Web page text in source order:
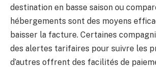
destination en basse saison ou
hébergements sont des moyens
baisser la facture. Certaines
des alertes tarifaires pour suivre les
d’autres offrent des facilités de